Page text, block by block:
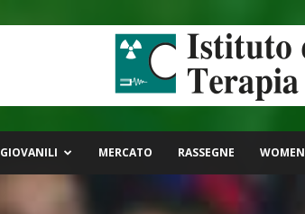
GIOVANILI MERCATO RASSEGNE WOMEN